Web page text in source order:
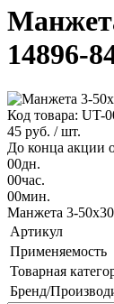
14896-
Код товара: UT-
45 руб. / шт.
До конца акции
00дн.
00час.
00мин.
Манжета 3-
Артикул
Применяемость
Товарная
Бренд/